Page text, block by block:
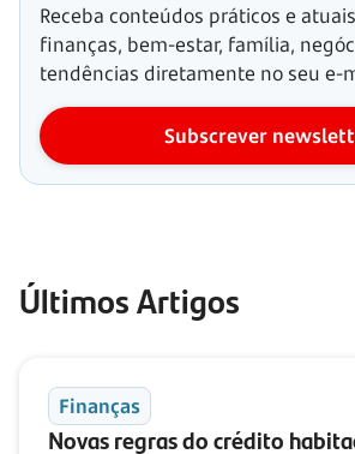
Receba conteúdos práticos e
finanças, bem-estar, família,
tendências diretamente no seu e-
Subscrever
Últimos Artigos
Finanças
Novas regras do crédito